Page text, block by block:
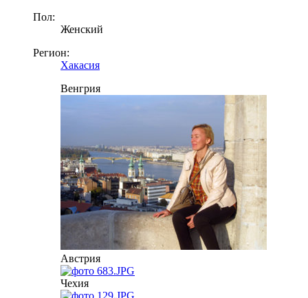
Пол:
Женский
Регион:
Хакасия
Венгрия
Австрия
Чехия